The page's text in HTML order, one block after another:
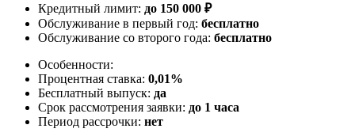
Кредитный лимит: до 150 000 ₽
Обслуживание в первый год: бесплатно
Обслуживание со второго года: бесплатно
Особенности:
Процентная ставка: 0,01%
Бесплатный выпуск: да
Срок рассмотрения заявки: до 1 часа
Период рассрочки: нет